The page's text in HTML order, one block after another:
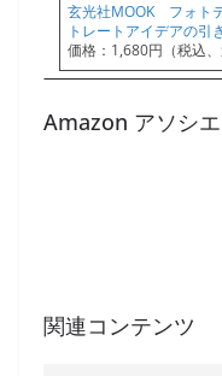
玄光社MOOK フォト
トレートアイデアの
価格：1,680円（税込、
Amazon アソシエ
関連コンテンツ